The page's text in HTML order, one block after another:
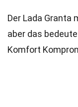
Der Lada Granta
aber das
Komfort